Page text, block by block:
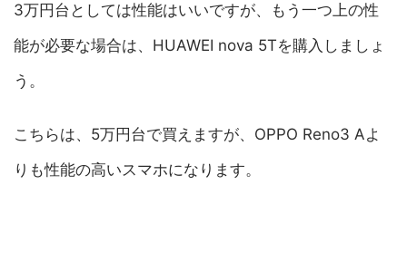
3万円台としては性能はいいですが、もう一つ上の性
能が必要な場合は、HUAWEI nova 5Tを購入しましょ
う。
こちらは、5万円台で買えますが、OPPO Reno3 Aよ
りも性能の高いスマホになります。